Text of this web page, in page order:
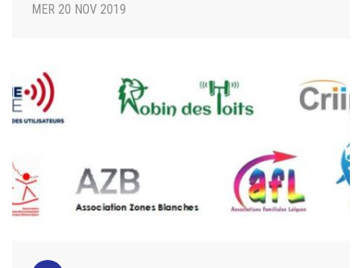
MER 20 NOV 2019